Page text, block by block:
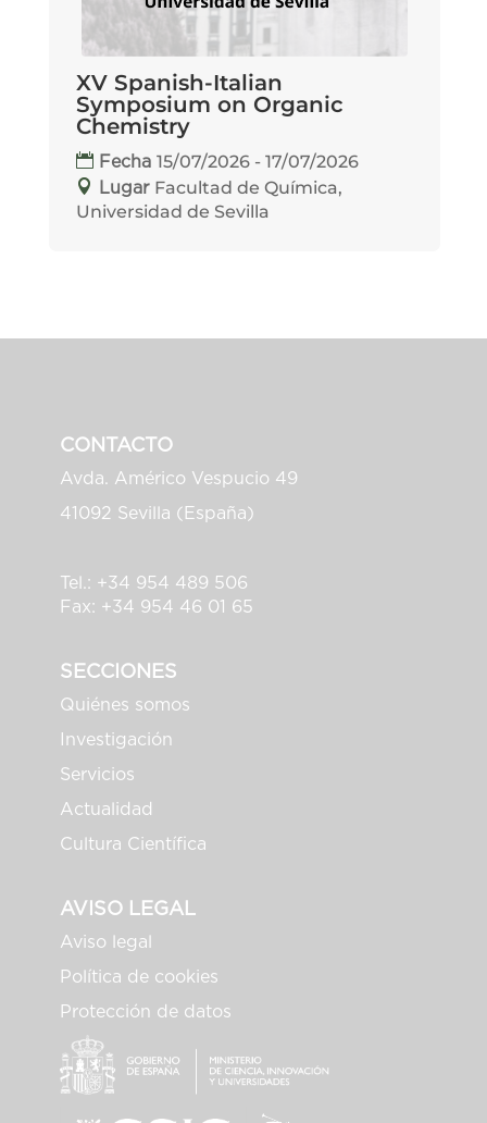
XV Spanish-Italian
Symposium on Organic
Chemistry
Fecha 15/07/2026 - 17/07/2026
Lugar Facultad de Química,
Universidad de Sevilla
CONTACTO
Avda. Américo Vespucio 49
41092 Sevilla (España)
Tel.: +34 954 489 506
Fax: +34 954 46 01 65
SECCIONES
Quiénes somos
Investigación
Servicios
Actualidad
Cultura Científica
AVISO LEGAL
Aviso legal
Política de cookies
Protección de datos